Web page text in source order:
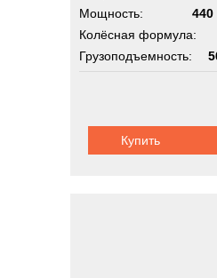
Мощность:
440
Колёсная формула:
Грузоподъемность:
Купить